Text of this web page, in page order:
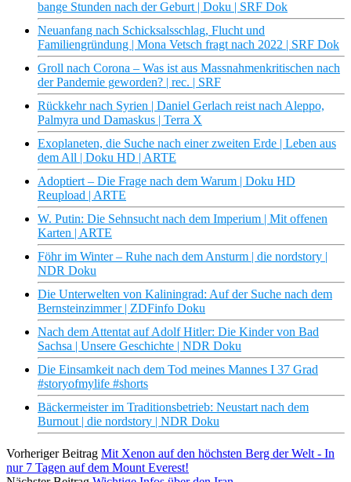
bange Stunden nach der Geburt | Doku | SRF Dok
Neuanfang nach Schicksalsschlag, Flucht und
Familiengründung | Mona Vetsch fragt nach 2022 | SRF Dok
Groll nach Corona – Was ist aus Massnahmenkritischen nach
der Pandemie geworden? | rec. | SRF
Rückkehr nach Syrien | Daniel Gerlach reist nach Aleppo,
Palmyra und Damaskus | Terra X
Exoplaneten, die Suche nach einer zweiten Erde | Leben aus
dem All | Doku HD | ARTE
Adoptiert – Die Frage nach dem Warum | Doku HD
Reupload | ARTE
W. Putin: Die Sehnsucht nach dem Imperium | Mit offenen
Karten | ARTE
Föhr im Winter – Ruhe nach dem Ansturm | die nordstory |
NDR Doku
Die Unterwelten von Kaliningrad: Auf der Suche nach dem
Bernsteinzimmer | ZDFinfo Doku
Nach dem Attentat auf Adolf Hitler: Die Kinder von Bad
Sachsa | Unsere Geschichte | NDR Doku
Die Einsamkeit nach dem Tod meines Mannes I 37 Grad
#storyofmylife #shorts
Bäckermeister im Traditionsbetrieb: Neustart nach dem
Burnout | die nordstory | NDR Doku
Vorheriger Beitrag Mit Xenon auf den höchsten Berg der Welt - In
nur 7 Tagen auf dem Mount Everest!